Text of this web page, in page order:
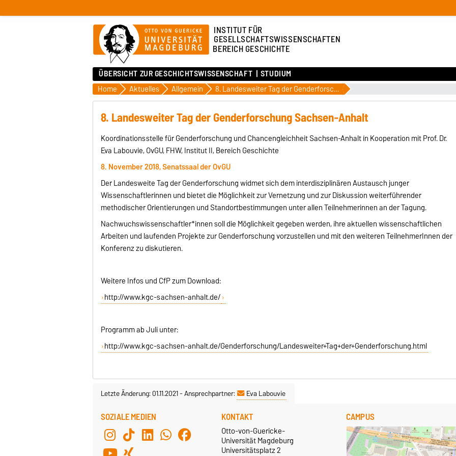
INSTITUT FÜR
GESELLSCHAFTSWISSENSCHAFTEN
BEREICH GESCHICHTE
ÜBERSICHT ZUR GESCHICHTSWISSENSCHAFT STUDIUM
Home Aktuelles Allgemein 8. Landesweiter Tag der Genderforschung Sachsen-Anhalt
8. Landesweiter Tag der Genderforschung Sachsen-Anhalt
Koordinationsstelle für Genderforschung und Chancengleichheit Sachsen-Anhalt ín Kooperation mit Prof. Dr.
Eva Labouvie, OvGU, FHW, Institut II, Bereich Geschichte
8. November 2018, Senatssaal der OvGU
Der Landesweite Tag der Genderforschung widmet sich dem interdisziplinären Austausch junger
Wissenschaftlerinnen und bietet die Möglichkeit zur Vernetzung und zur Diskussion weiterführender
methodischer Orientierungen und Standortbestimmungen unter allen Teilnehmerinnen an der Tagung.
Nachwuchswissenschaftler*innen soll die Möglichkeit gegeben werden, ihre aktuellen wissenschaftlichen
Arbeiten und laufenden Projekte zur Genderforschung vorzustellen und mit den weiteren TeilnehmerInnen der
Konferenz zu diskutieren.
Weitere Infos und CfP zum Download:
http://www.kgc-sachsen-anhalt.de/
Programm ab Juli unter:
http://www.kgc-sachsen-anhalt.de/Genderforschung/Landesweiter+Tag+der+Genderforschung.html
Letzte Änderung: 01.11.2021-Ansprechpartner: Eva Labouvie
SOZIALE MEDIEN KONTAKT
Otto-von-Guericke-
Universität Magdeburg
Universitätsplatz 2
CAMPUS